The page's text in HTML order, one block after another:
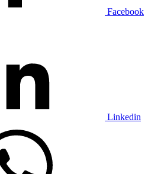
Facebook
Linkedin